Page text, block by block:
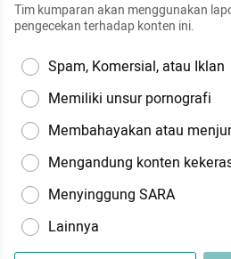
Tim kumparan akan menggunakan
pengecekan terhadap konten ini.
Spam, Komersial, atau Iklan
Memiliki unsur pornografi
Membahayakan atau
Mengandung konten
Menyinggung SARA
Lainnya